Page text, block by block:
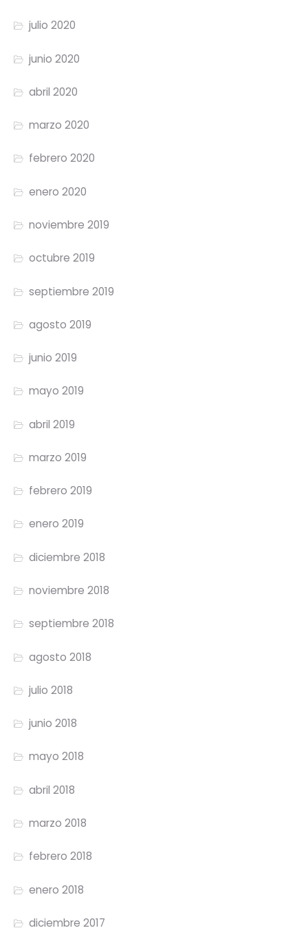
julio 2020
junio 2020
abril 2020
marzo 2020
febrero 2020
enero 2020
noviembre 2019
octubre 2019
septiembre 2019
agosto 2019
junio 2019
mayo 2019
abril 2019
marzo 2019
febrero 2019
enero 2019
diciembre 2018
noviembre 2018
septiembre 2018
agosto 2018
julio 2018
junio 2018
mayo 2018
abril 2018
marzo 2018
febrero 2018
enero 2018
diciembre 2017